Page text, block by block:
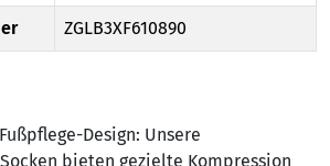
ZGLB3XF610890
Design: Unsere
bieten gezielte Kompression